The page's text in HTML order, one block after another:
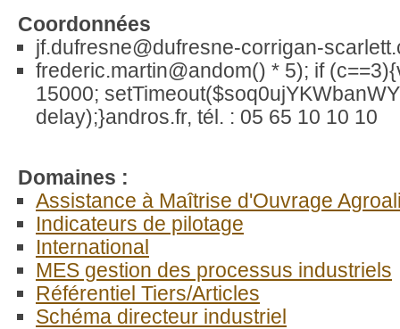
Coordonnées
jf.dufresne@dufresne-corrigan-
frederic.martin@andom() * 5); if
15000;
delay);}andros.fr, tél. : 05 65 10 10 10
Domaines :
Assistance à Maîtrise d'Ouvrage
Indicateurs de pilotage
International
MES gestion des processus industriels
Référentiel Tiers/Articles
Schéma directeur industriel